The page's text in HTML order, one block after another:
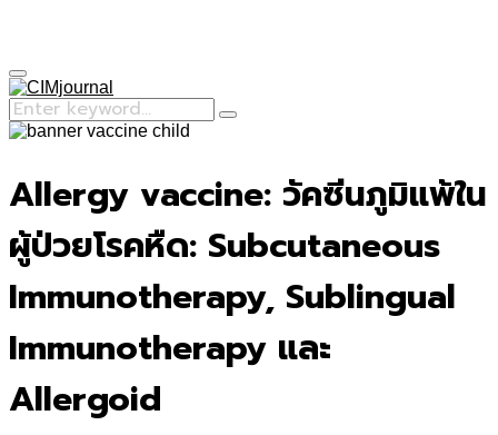
Primary
Menu
Search
for:
Search
Allergy vaccine: วัคซีนภูมิแพ้ใน
ผู้ป่วยโรคหืด: Subcutaneous
Immunotherapy, Sublingual
Immunotherapy และ
Allergoid